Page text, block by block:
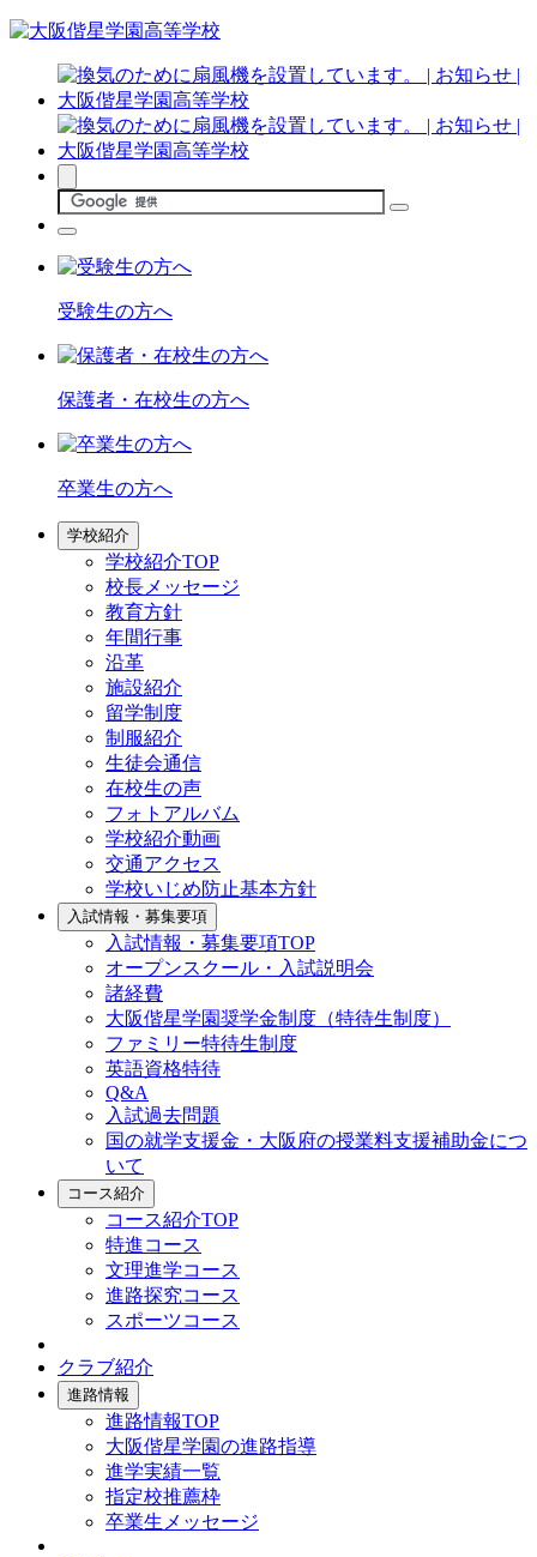
受験生の方へ
保護者・在校生の方へ
卒業生の方へ
学校紹介
学校紹介TOP
校長メッセージ
教育方針
年間行事
沿革
施設紹介
留学制度
制服紹介
生徒会通信
在校生の声
フォトアルバム
学校紹介動画
交通アクセス
学校いじめ防止基本方針
入試情報・募集要項
入試情報・募集要項TOP
オープンスクール・入試説明会
諸経費
大阪偕星学園奨学金制度（特待生制度）
ファミリー特待生制度
英語資格特待
Q&A
入試過去問題
国の就学支援金・大阪府の授業料支援補助金につ
いて
コース紹介
コース紹介TOP
特進コース
文理進学コース
進路探究コース
スポーツコース
クラブ紹介
進路情報
進路情報TOP
大阪偕星学園の進路指導
進学実績一覧
指定校推薦枠
卒業生メッセージ